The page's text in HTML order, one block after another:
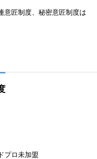
意匠制度、秘密意匠制度は
プロ未加盟